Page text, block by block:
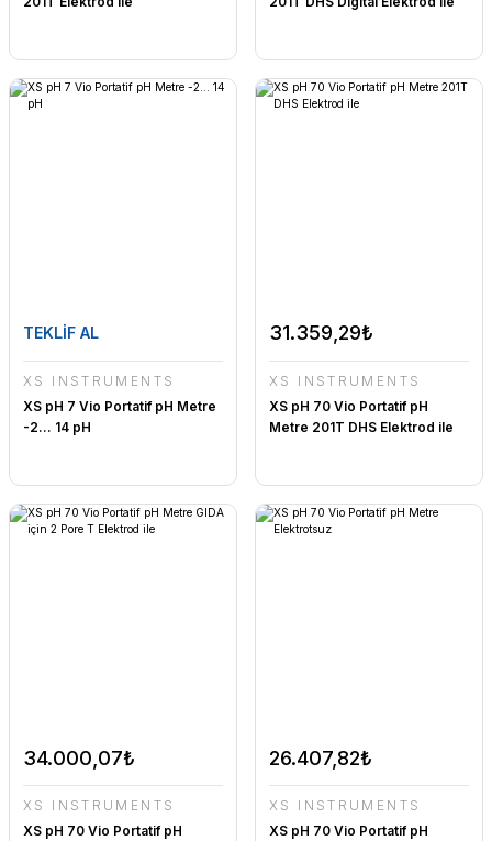
TEKLİF AL
XS INSTRUMENTS
XS pH 7 Vio Portatif pH Metre
-2... 14 pH
31.359,29₺
XS INSTRUMENTS
XS pH 70 Vio Portatif pH
Metre 201T DHS Elektrod ile
34.000,07₺
XS INSTRUMENTS
XS pH 70 Vio Portatif pH
26.407,82₺
XS INSTRUMENTS
XS pH 70 Vio Portatif pH